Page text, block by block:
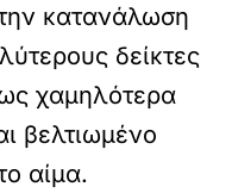
κατανάλωση
δείκτες
χαμηλότερα
βελτιωμένο
αίμα.